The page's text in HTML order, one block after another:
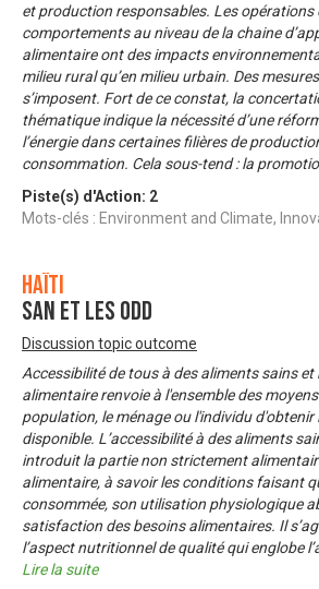
et production responsables. Les opérations
comportements au niveau de la chaine
alimentaire ont des impacts
milieu rural qu’en milieu urbain. Des
s’imposent. Fort de ce constat, la
thématique indique la nécessité d’une
l’énergie dans certaines filières de
consommation. Cela sous-tend : la
Piste(s) d'Action: 2
Mots-clés : Environment and Climate,
Haïti
SAN et les ODD
Discussion topic outcome
Accessibilité de tous à des aliments sains
alimentaire renvoie à l'ensemble des
population, le ménage ou l'individu
disponible. L’accessibilité à des aliments
introduit la partie non strictement
alimentaire, à savoir les conditions faisant
consommée, son utilisation physiologique
satisfaction des besoins alimentaires. Il
l’aspect nutritionnel de qualité qui englobe
Lire la suite